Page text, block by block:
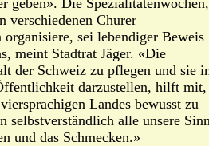
geben». Die
verschiedenen Churer
organisiere, sei lebendiger Beweis
meint Stadtrat Jäger. «Die
der Schweiz zu pflegen und sie
darzustellen, hilft
Landes bewusst zu
selbstverständlich alle unsere
und das Schmecken.»